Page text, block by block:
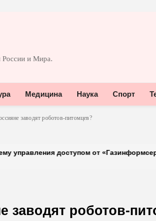
России и Мира.
Медицина Наука Спорт
заводят роботов-питомцев?
доступом от «Газинформсервис»
заводят роботов-